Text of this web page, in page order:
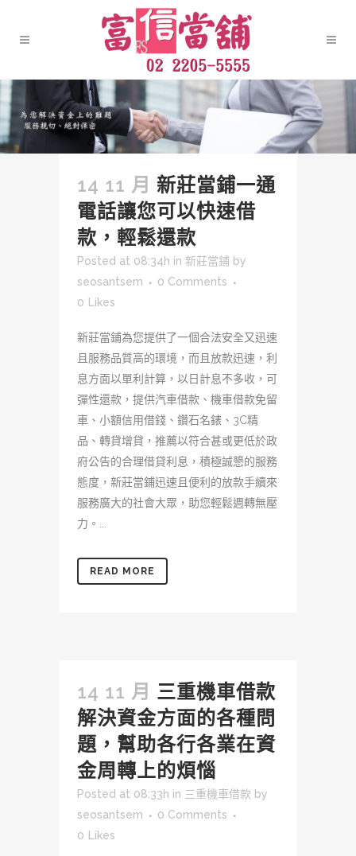
14 11 月 新莊當鋪一通
電話讓您可以快速借
款，輕鬆還款
Posted at 08:34h in 新莊當鋪 by
seosantsem
0 Comments
0 Likes
新莊當鋪為您提供了一個合法安全又迅速
且服務品質高的環境，而且放款迅速，利
息方面以單利計算，以日計息不多收，可
彈性還款，提供汽車借款、機車借款免留
車、小額信用借錢、鑽石名錶、3C精
品、轉貸增貸，推薦以符合甚或更低於政
府公告的合理借貸利息，積極誠懇的服務
態度，新莊當鋪迅速且便利的放款手續來
服務廣大的社會大眾，助您輕鬆週轉無壓
力。...
READ MORE
14 11 月 三重機車借款
解決資金方面的各種問
題，幫助各行各業在資
金周轉上的煩惱
Posted at 08:33h in 三重機車借款 by
seosantsem
0 Comments
0 Likes